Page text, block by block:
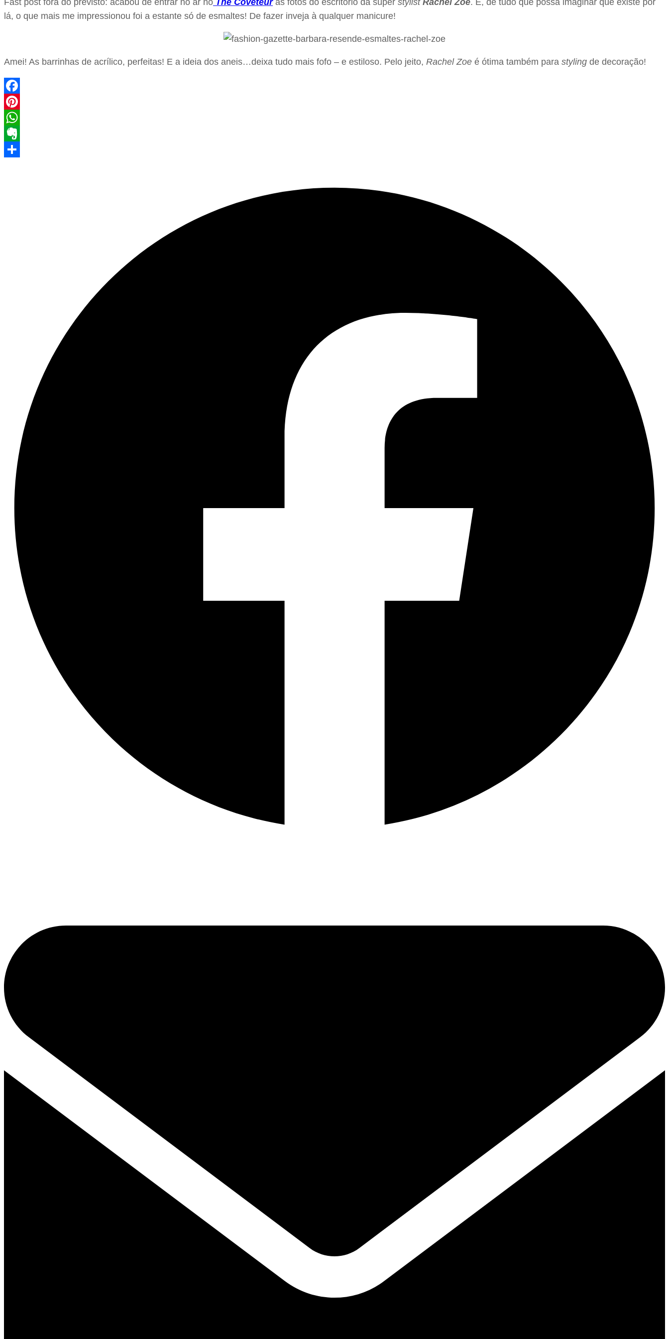
lá, o que mais me impressionou foi a estante só de esmaltes! De fazer inveja à qualquer manicure!
Amei! As barrinhas de acrílico, perfeitas! E a ideia dos aneis…deixa tudo mais fofo – e estiloso. Pelo jeito, Rachel Zoe é ótima também para styling de decoração!
Facebook
Pinterest
WhatsApp
Evernote